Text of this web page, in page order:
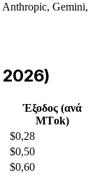
Anthropic, Gemini,
2026)
Έξοδος (ανά
ΜΤok)
$0,28
$0,50
$0,60